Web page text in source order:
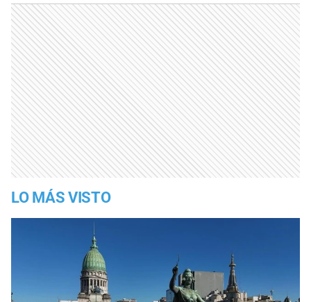
LO MÁS VISTO